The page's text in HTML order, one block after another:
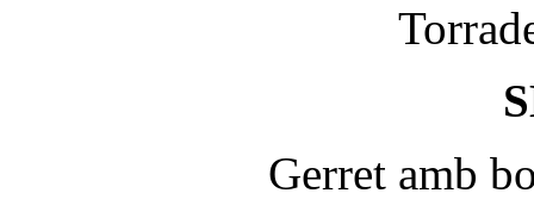
Gerret amb